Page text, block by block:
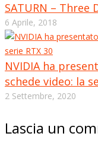
SATURN – Three
6 Aprile, 2018
NVIDIA ha
schede video: la
2 Settembre, 2020
Lascia un